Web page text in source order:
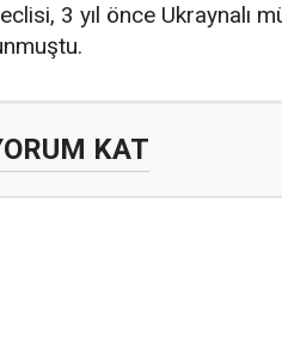
3 yıl önce Ukraynalı
KAT